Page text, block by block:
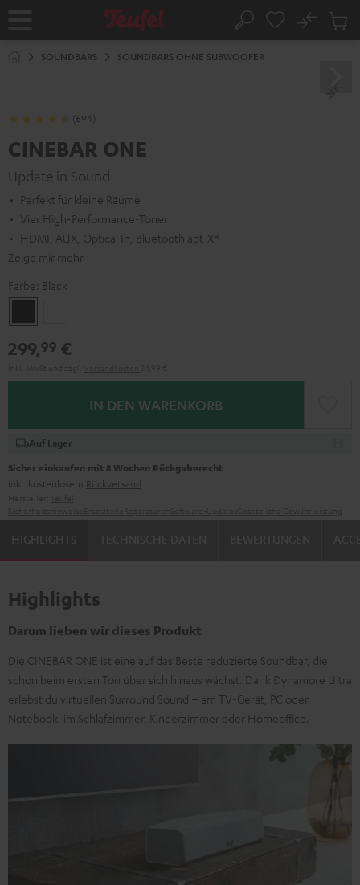
Startseite Suche
No
SOUNDBARS SOUNDBARS OHNE SUBWOOFER
(694)
CINEBAR ONE
Update in Sound
Perfekt für kleine Räume
Vier High-Performance-Töner
HDMI, AUX, Optical In, Bluetooth apt-X®
Zeige mir mehr
Farbe: Black
299,99 €
IN DEN WARENKORB
Auf Lager
Sicher einkaufen mit 8 Wochen Rückgaberecht
inkl. kostenlosem Rückversand
HIGHLIGHTS
Highlights
Darum lieben wir dieses Produkt
Die CINEBAR ONE ist eine auf das Beste reduzierte Soundbar, die
schon beim ersten Ton über sich hinaus wächst. Dank Dynamore Ultra
erlebst du virtuellen Surround Sound – am TV-Gerät, PC oder
Notebook, im Schlafzimmer, Kinderzimmer oder Homeoffice.